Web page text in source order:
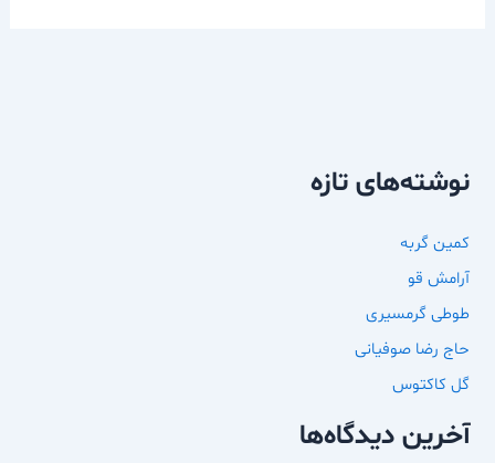
نوشته‌های تازه
کمین گربه
آرامش قو
طوطی گرمسیری
حاج رضا صوفیانی
گل کاکتوس
آخرین دیدگاه‌ها